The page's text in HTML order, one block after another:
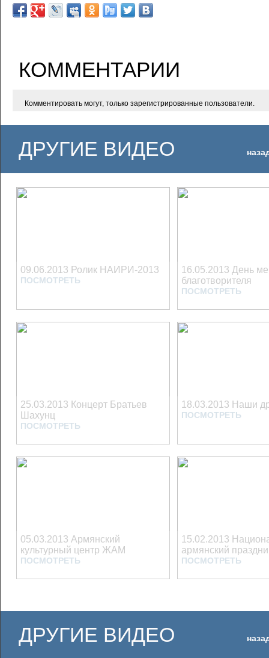
КОММЕНТАРИИ
Комментировать могут, только зарегистрированные пользователи.
ДРУГИЕ ВИДЕО
09.06.2013 Ролик НАИРИ-2013
ПОСМОТРЕТЬ
16.05.2013 День
благотворителя
ПОСМОТРЕТЬ
25.03.2013 Концерт Братьев
Шахунц
ПОСМОТРЕТЬ
18.03.2013 Наши
ПОСМОТРЕТЬ
05.03.2013 Армянский
культурный центр ЖАМ
ПОСМОТРЕТЬ
15.02.2013
армянский
ПОСМОТРЕТЬ
ДРУГИЕ ВИДЕО